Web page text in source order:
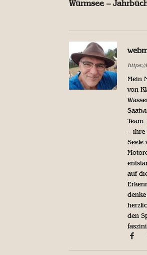
Würmsee –
https://
Mein
von
– ihre
Seele
auf
den